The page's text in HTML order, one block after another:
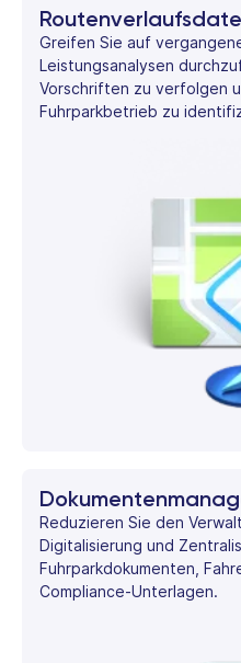
Greifen Sie auf
Leistungsanalysen
Vorschriften zu verfolgen
Fuhrparkbetrieb zu
Reduzieren Sie den
Digitalisierung und
Fuhrparkdokumenten,
Compliance-Unterlagen.